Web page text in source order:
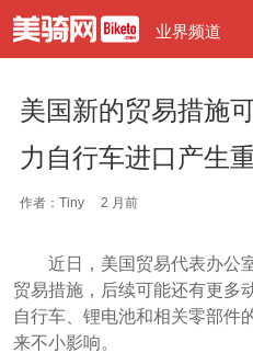
业界频道
美国新的贸易措施
力自行车进口产生
作者：Tiny 2 月前
近日，美国贸易代表办公
贸易措施，后续可能还有更多
自行车、锂电池和相关零部件
来不小影响。